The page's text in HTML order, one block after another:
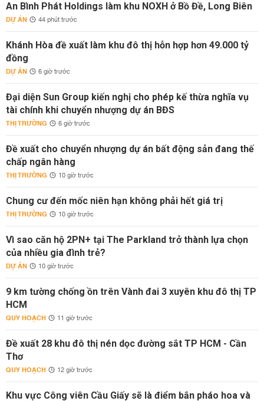
An Bình Phát Holdings làm khu NOXH ở Bồ Đề, Long Biên
DỰ ÁN 44 phút trước
Khánh Hòa đề xuất làm khu đô thị hỗn hợp hơn 49.000 tỷ
đồng
DỰ ÁN 6 giờ trước
Đại diện Sun Group kiến nghị cho phép kế thừa nghĩa vụ
tài chính khi chuyển nhượng dự án BĐS
THỊ TRƯỜNG 6 giờ trước
Đề xuất cho chuyển nhượng dự án bất động sản đang thế
chấp ngân hàng
THỊ TRƯỜNG 10 giờ trước
Chung cư đến mốc niên hạn không phải hết giá trị
THỊ TRƯỜNG 10 giờ trước
Vì sao căn hộ 2PN+ tại The Parkland trở thành lựa chọn
của nhiều gia đình trẻ?
DỰ ÁN 10 giờ trước
9 km tường chống ồn trên Vành đai 3 xuyên khu đô thị TP
HCM
QUY HOẠCH 11 giờ trước
Đề xuất 28 khu đô thị nén dọc đường sắt TP HCM - Cần
Thơ
QUY HOẠCH 12 giờ trước
Khu vực Công viên Cầu Giấy sẽ là điểm bắn pháo hoa và